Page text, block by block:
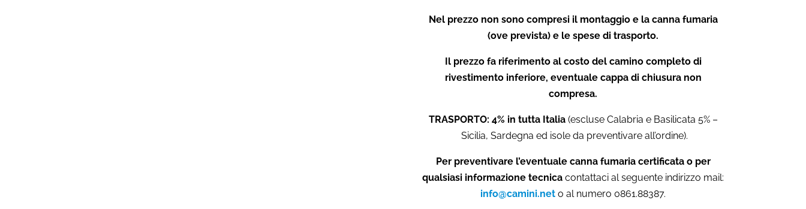
Nel prezzo non sono compresi il montaggio e la canna fumaria
(ove prevista) e le spese di trasporto.
Il prezzo fa riferimento al costo del camino completo di
rivestimento inferiore, eventuale cappa di chiusura non
compresa.
TRASPORTO: 4% in tutta Italia (escluse Calabria e Basilicata 5% –
Sicilia, Sardegna ed isole da preventivare all’ordine).
Per preventivare l’eventuale canna fumaria certificata o per
qualsiasi informazione tecnica contattaci al seguente indirizzo mail:
info@camini.net o al numero 0861.88387.